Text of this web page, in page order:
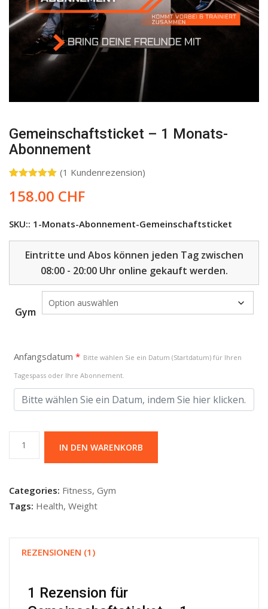
Gemeinschaftsticket – 1 Monats-
Abonnement
mit5.00
von 5,
auf
Kundenbewertung
(1 Kundenrezension)
158.00 CHF
SKU:: 1-Monats-Abonnement-Gemeinschaftsticket
Eintritte und Abos können jeden Tag zwischen
08:00 - 20:00 Uhr online gekauft werden.
Gym
Anfangsdatum * Bitte wählen Sie ein Datum (Startdatum) für Ihren
Tagespass oder Ihre Abonnement.
Monats-
Abonnement
IN DEN WARENKORB
Categories: Fitness, Gym
Tags: Health, Weight
REZENSIONEN (1)
1 Rezension für